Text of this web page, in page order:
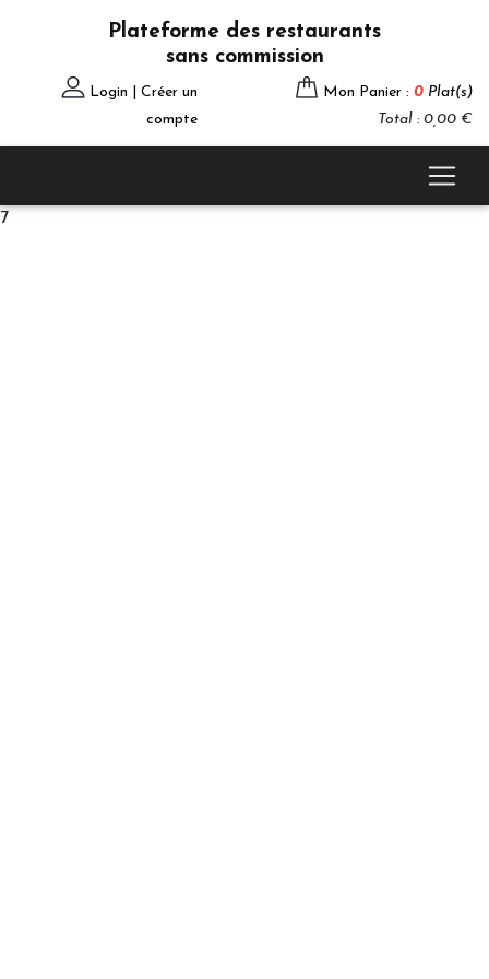
Plateforme des restaurants
sans commission
Login | Créer un
compte
Mon Panier : 0 Plat(s)
Total : 0,00 €
7